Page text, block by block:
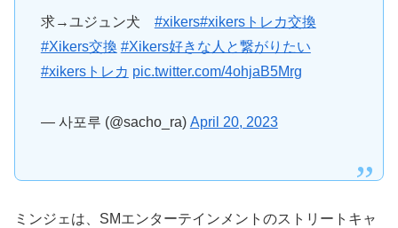
求→ユジュン犬 #xikers#xikersトレカ交換
#Xikers交換 #Xikers好きな人と繋がりたい
#xikersトレカ pic.twitter.com/4ohjaB5Mrg
— 사포루 (@sacho_ra) April 20, 2023
ミンジェは、SMエンターテインメントのストリートキャ